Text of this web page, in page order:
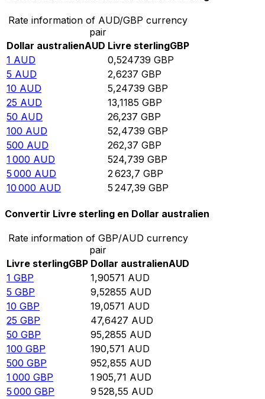
Rate information of AUD/GBP currency
pair
Dollar australienAUD Livre sterlingGBP
1 AUD 0,524739 GBP
5 AUD 2,6237 GBP
10 AUD 5,24739 GBP
25 AUD 13,1185 GBP
50 AUD 26,237 GBP
100 AUD 52,4739 GBP
500 AUD 262,37 GBP
1 000 AUD 524,739 GBP
5 000 AUD 2 623,7 GBP
10 000 AUD 5 247,39 GBP
Convertir Livre sterling en Dollar australien
Rate information of GBP/AUD currency
pair
Livre sterlingGBP Dollar australienAUD
1 GBP 1,90571 AUD
5 GBP 9,52855 AUD
10 GBP 19,0571 AUD
25 GBP 47,6427 AUD
50 GBP 95,2855 AUD
100 GBP 190,571 AUD
500 GBP 952,855 AUD
1 000 GBP 1 905,71 AUD
5 000 GBP 9 528,55 AUD